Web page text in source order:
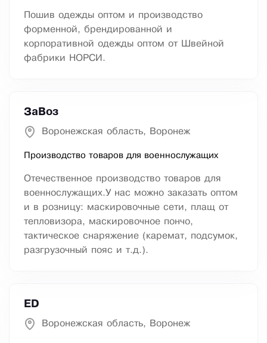
Пошив одежды оптом и производство
форменной, брендированной и
корпоративной одежды оптом от Швейной
фабрики НОРСИ.
ЗаВоз
Воронежская область, Воронеж
Производство товаров для военнослужащих
Отечественное производство товаров для
военнослужащих.У нас можно заказать оптом
и в розницу: маскировочные сети, плащ от
тепловизора, маскировочное пончо,
тактическое снаряжение (каремат, подсумок,
разгрузочный пояс и т.д.).
ED
Воронежская область, Воронеж